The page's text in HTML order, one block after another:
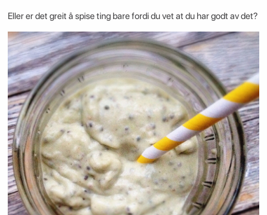
Eller er det greit å spise ting bare fordi du vet at du har godt av det?